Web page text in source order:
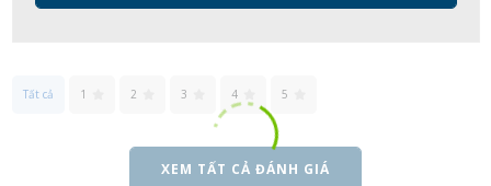
Tất cả 1 2 3 4 5
XEM TẤT CẢ ĐÁNH GIÁ